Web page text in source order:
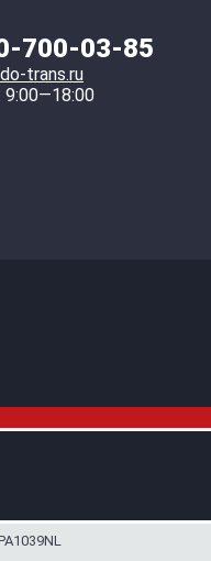
700-03-85
trans.ru